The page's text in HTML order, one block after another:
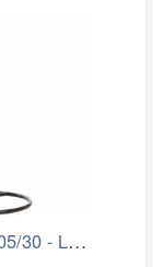
Lucide 36712/05/30 - LED Stojací lampa…